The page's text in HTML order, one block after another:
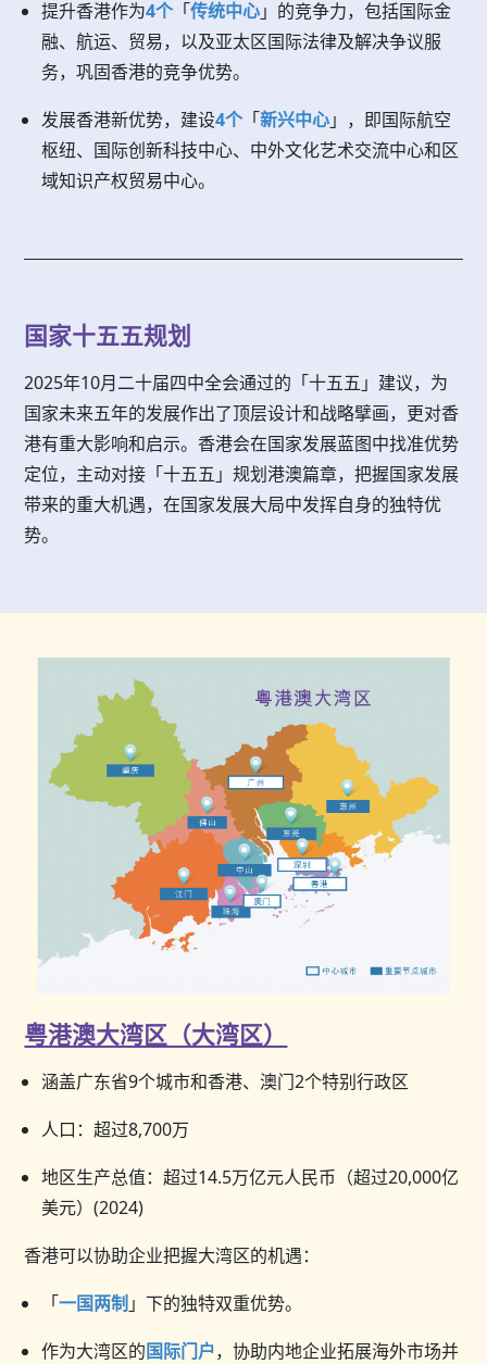
提升香港作为4个「传统中心」的竞争力，包括国际金
融、航运、贸易，以及亚太区国际法律及解决争议服
务，巩固香港的竞争优势。
发展香港新优势，建设4个「新兴中心」，即国际航空
枢纽、国际创新科技中心、中外文化艺术交流中心和区
域知识产权贸易中心。
国家十五五规划
2025年10月二十届四中全会通过的「十五五」建议，为
国家未来五年的发展作出了顶层设计和战略擘画，更对香
港有重大影响和启示。香港会在国家发展蓝图中找准优势
定位，主动对接「十五五」规划港澳篇章，把握国家发展
带来的重大机遇，在国家发展大局中发挥自身的独特优
势。
粤港澳大湾区（大湾区）
涵盖广东省9个城市和香港、澳门2个特别行政区
人口：超过8,700万
地区生产总值：超过14.5万亿元人民币（超过20,000亿
美元）(2024)
香港可以协助企业把握大湾区的机遇：
「一国两制 」下的独特双重优势。
作为大湾区的国际门户，协助内地企业拓展海外市场并